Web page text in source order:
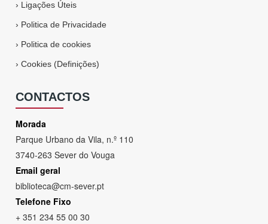
› Ligações Úteis
› Politica de Privacidade
› Politica de cookies
›Cookies (Definições)
CONTACTOS
Morada
Parque Urbano da Vila, n.º 110
3740-263 Sever do Vouga
Email geral
biblioteca@cm-sever.pt
Telefone Fixo
+ 351 234 55 00 30